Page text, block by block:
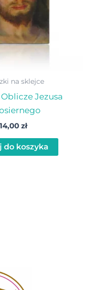
na sklejce
Jezusa
14,00 zł
do koszyka